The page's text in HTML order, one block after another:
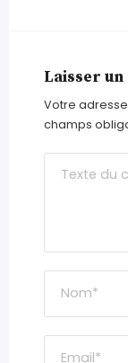
Laisser
Votre
champs